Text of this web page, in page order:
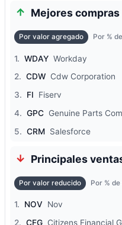
Mejores compras
Por valor agregado Por %
1. WDAY Workday
2. CDW Cdw Corporation
3.
FI Fiserv
4. GPC Genuine Parts
5. CRM Salesforce
Principales
Por valor reducido Por %
1. NOV Nov
2. CFG Citizens Financial